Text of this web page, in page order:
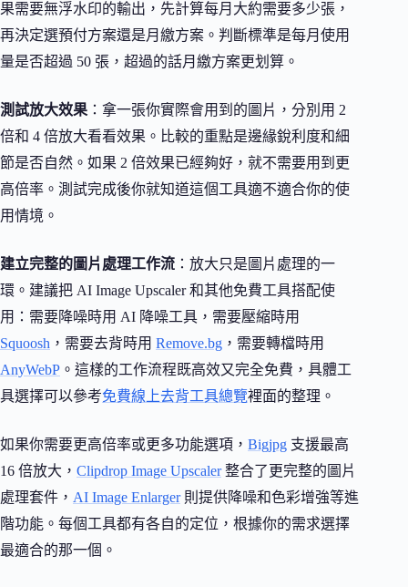
果需要無浮水印的輸出，先計算每月大約需要多少張，
再決定選預付方案還是月繳方案。判斷標準是每月使用
量是否超過 50 張，超過的話月繳方案更划算。
測試放大效果 ：拿一張你實際會用到的圖片，分別用 2
倍和 4 倍放大看看效果。比較的重點是邊緣銳利度和細
節是否自然。如果 2 倍效果已經夠好，就不需要用到更
高倍率。測試完成後你就知道這個工具適不適合你的使
用情境。
建立完整的圖片處理工作流 ：放大只是圖片處理的一
環。建議把 AI Image Upscaler 和其他免費工具搭配使
用：需要降噪時用 AI 降噪工具，需要壓縮時用
Squoosh ，需要去背時用 Remove.bg ，需要轉檔時用
AnyWebP 。這樣的工作流程既高效又完全免費，具體工
具選擇可以參考免費線上去背工具總覽裡面的整理。
如果你需要更高倍率或更多功能選項， Bigjpg 支援最高
16 倍放大， Clipdrop Image Upscaler整合了更完整的圖片
處理套件， AI Image Enlarger則提供降噪和色彩增強等進
階功能。每個工具都有各自的定位，根據你的需求選擇
最適合的那一個。